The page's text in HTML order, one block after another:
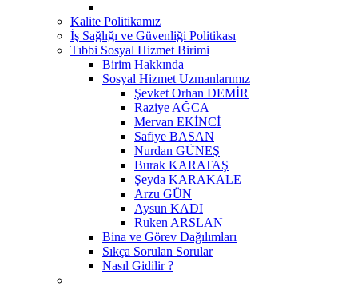
Kalite Politikamız
İş Sağlığı ve Güvenliği Politikası
Tıbbi Sosyal Hizmet Birimi
Birim Hakkında
Sosyal Hizmet Uzmanlarımız
Şevket Orhan DEMİR
Raziye AĞCA
Mervan EKİNCİ
Safiye BASAN
Nurdan GÜNEŞ
Burak KARATAŞ
Şeyda KARAKALE
Arzu GÜN
Aysun KADI
Ruken ARSLAN
Bina ve Görev Dağılımları
Sıkça Sorulan Sorular
Nasıl Gidilir ?